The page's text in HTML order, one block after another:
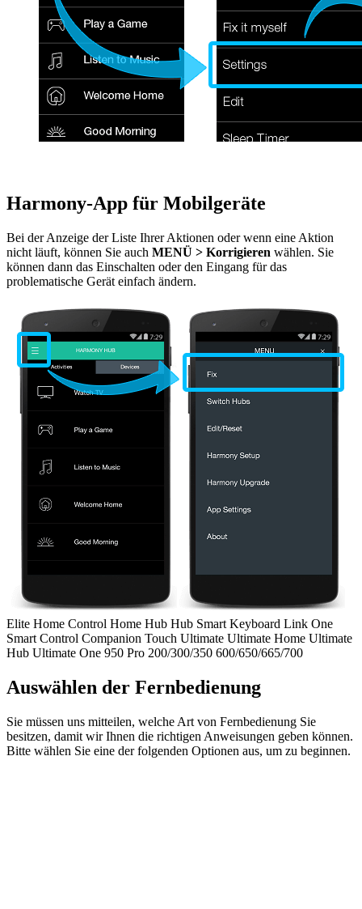
Harmony-App für Mobilgeräte
Bei der Anzeige der Liste Ihrer Aktionen oder wenn eine Aktion
nicht läuft, können Sie auch MENÜ > Korrigieren wählen. Sie
können dann das Einschalten oder den Eingang für das
problematische Gerät einfach ändern.
Elite Home Control Home Hub Hub Smart Keyboard Link One
Smart Control Companion Touch Ultimate Ultimate Home Ultimate
Hub Ultimate One 950 Pro 200/300/350 600/650/665/700
Auswählen der Fernbedienung
Sie müssen uns mitteilen, welche Art von Fernbedienung Sie
besitzen, damit wir Ihnen die richtigen Anweisungen geben können.
Bitte wählen Sie eine der folgenden Optionen aus, um zu beginnen.